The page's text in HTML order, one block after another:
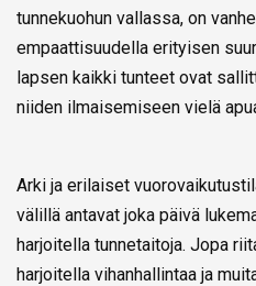
tunnekuohun vallassa, on
empaattisuudella erityisen
lapsen kaikki tunteet ovat
niiden ilmaisemiseen vielä
Arki ja erilaiset
välillä antavat joka päivä
harjoitella tunnetaitoja. Jopa
harjoitella vihanhallintaa ja